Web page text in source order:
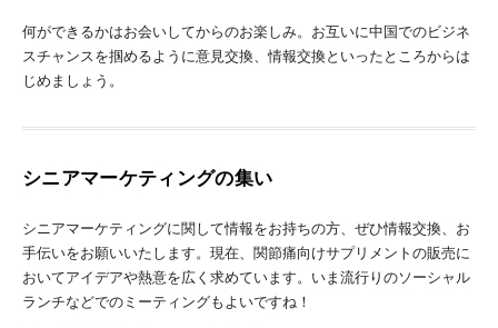
何ができるかはお会いしてからのお楽しみ。お互いに中国でのビジネ
スチャンスを掴めるように意見交換、情報交換といったところからは
じめましょう。
シニアマーケティングの集い
シニアマーケティングに関して情報をお持ちの方、ぜひ情報交換、お
手伝いをお願いいたします。現在、関節痛向けサプリメントの販売に
おいてアイデアや熱意を広く求めています。いま流行りのソーシャル
ランチなどでのミーティングもよいですね！